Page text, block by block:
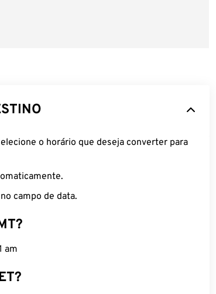
o horário que deseja converter para
campo de data.
am